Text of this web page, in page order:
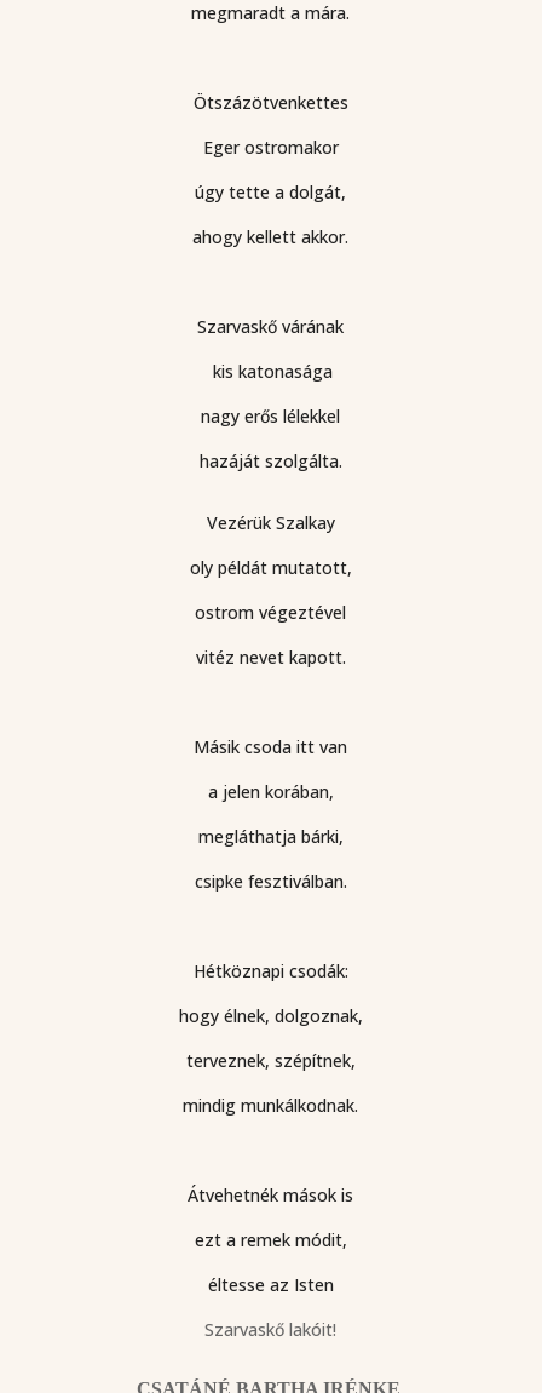
megmaradt a mára.
Ötszázötvenkettes
Eger ostromakor
úgy tette a dolgát,
ahogy kellett akkor.
Szarvaskő várának
kis katonasága
nagy erős lélekkel
hazáját szolgálta.
Vezérük Szalkay
oly példát mutatott,
ostrom végeztével
vitéz nevet kapott.
Másik csoda itt van
a jelen korában,
megláthatja bárki,
csipke fesztiválban.
Hétköznapi csodák:
hogy élnek, dolgoznak,
terveznek, szépítnek,
mindig munkálkodnak.
Átvehetnék mások is
ezt a remek módit,
éltesse az Isten
Szarvaskő lakóit!